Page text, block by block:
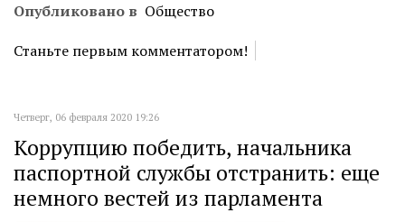
Опубликовано в Общество
Станьте первым комментатором!
Четверг, 06 февраля 2020 19:26
Коррупцию победить, начальника
паспортной службы отстранить: еще
немного вестей из парламента